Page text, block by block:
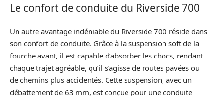
Le confort de conduite du Riverside 700
Un autre avantage indéniable du Riverside 700 réside dans
son confort de conduite. Grâce à la suspension soft de la
fourche avant, il est capable d’absorber les chocs, rendant
chaque trajet agréable, qu’il s’agisse de routes pavées ou
de chemins plus accidentés. Cette suspension, avec un
débattement de 63 mm, est conçue pour une conduite